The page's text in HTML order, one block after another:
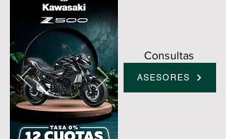
Consultas
ASESORES